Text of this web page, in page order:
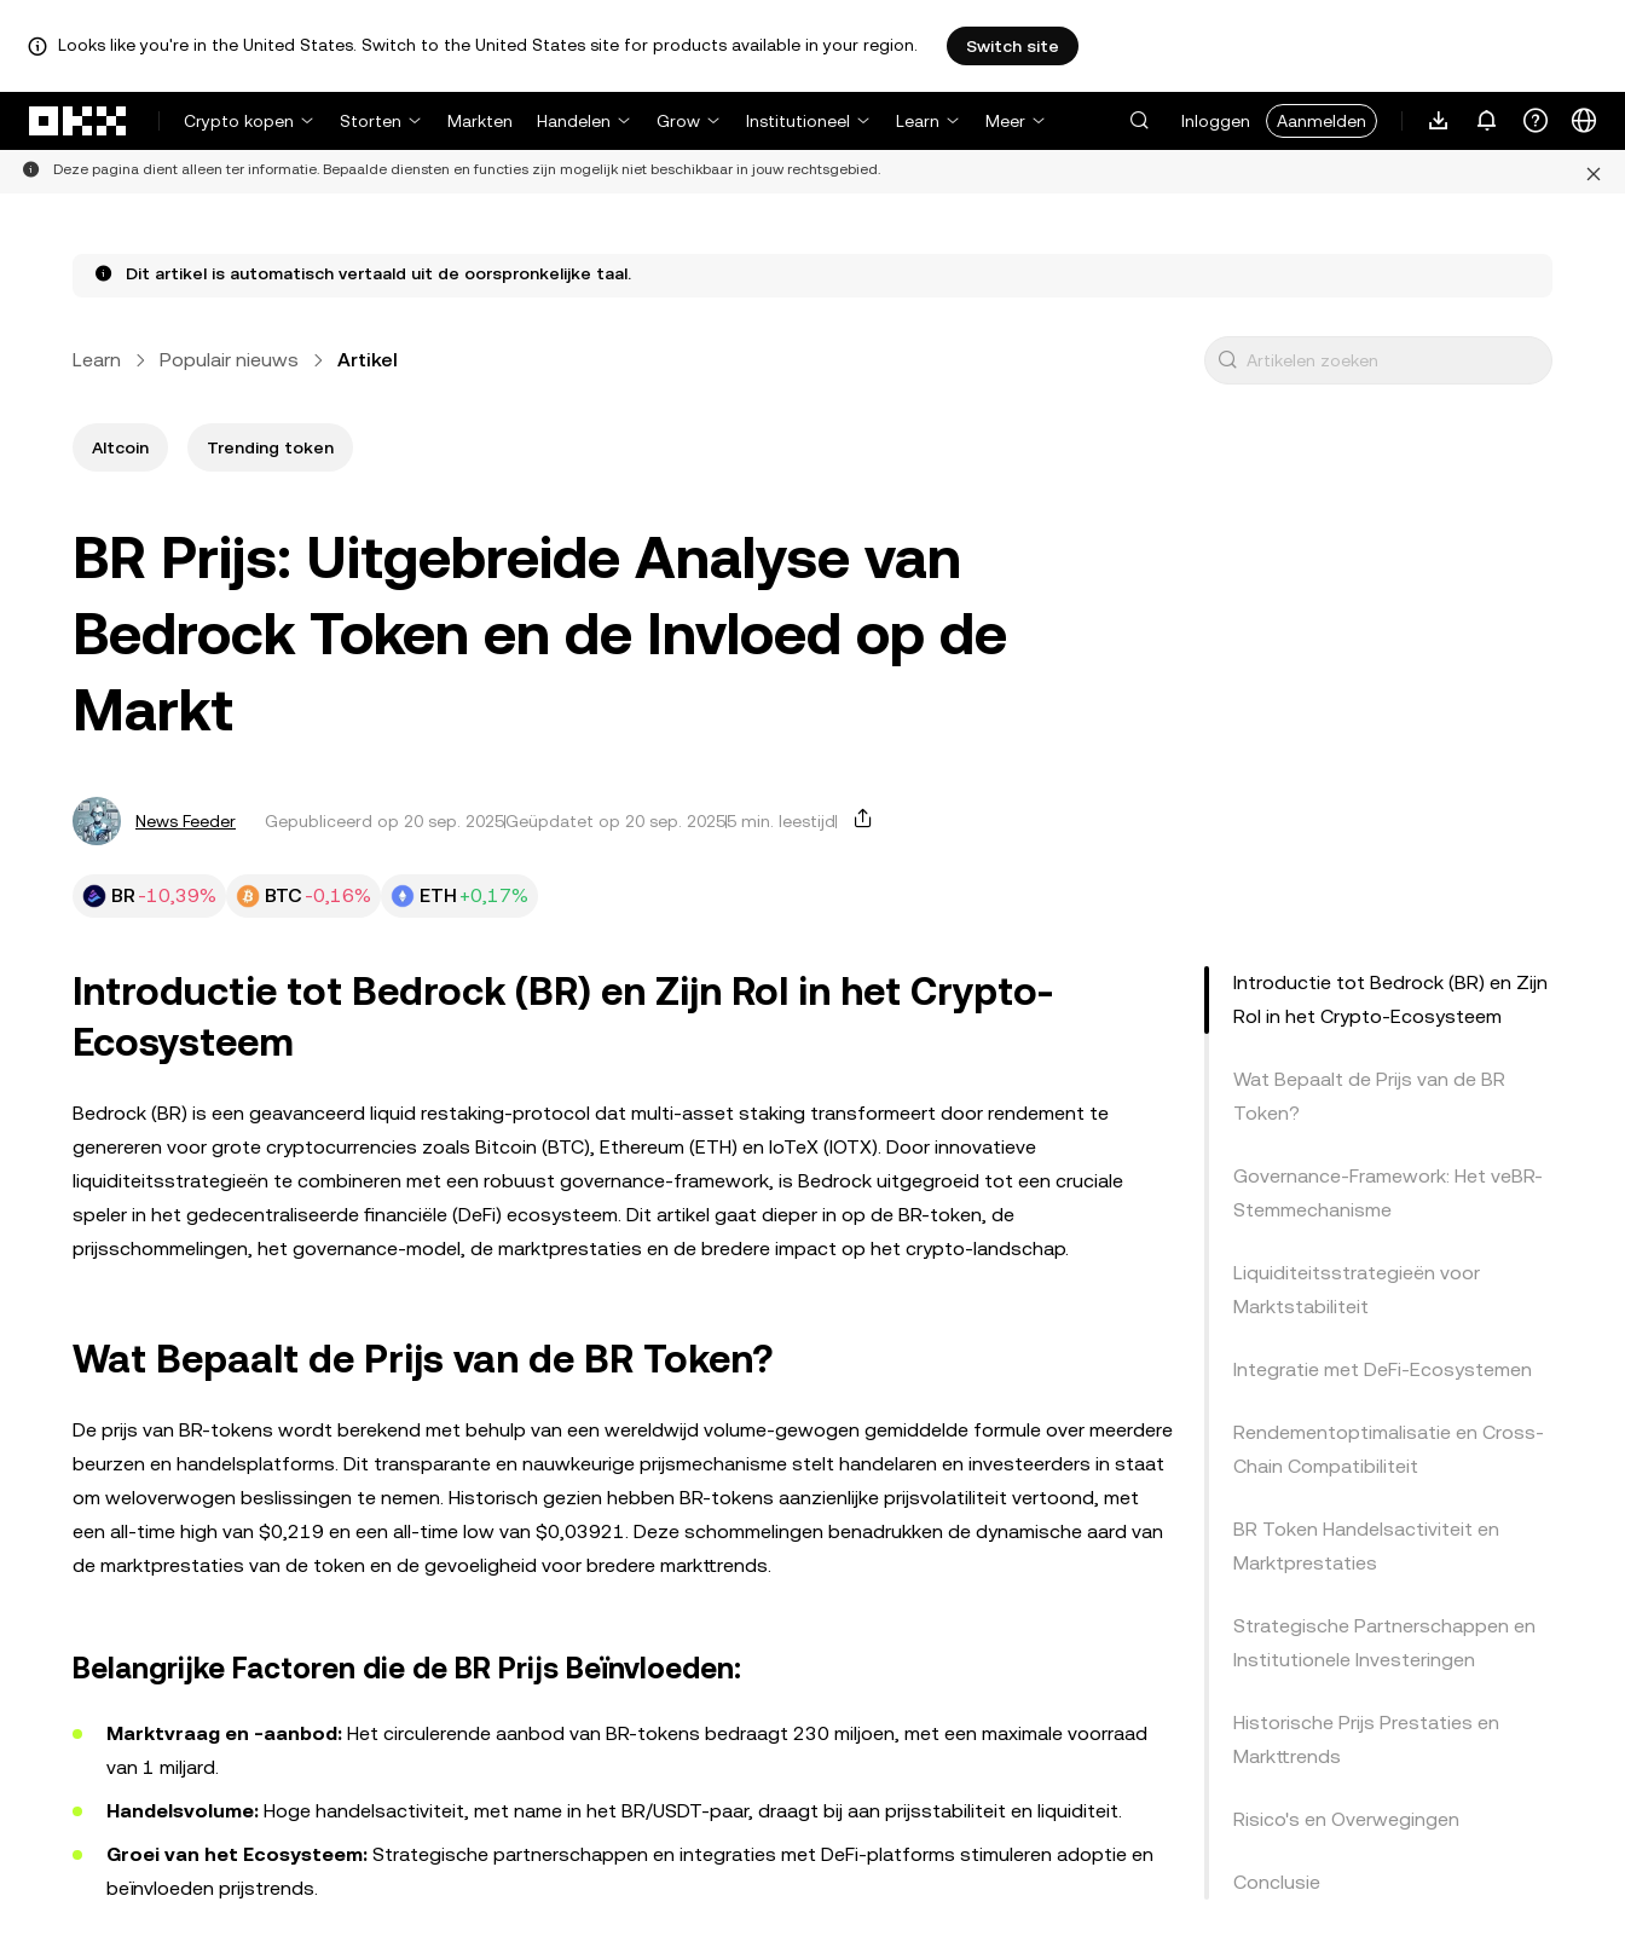
Looks like you're in the United States. Switch to the United States site for products available in your region. Switch site
Crypto kopen
Storten Markten Handelen Grow Institutioneel Learn Meer Inloggen Aanmelden
Deze pagina dient alleen ter informatie. Bepaalde diensten en functies zijn mogelijk niet beschikbaar in jouw rechtsgebied.
Dit artikel is automatisch vertaald uit de oorspronkelijke taal.
Learn Populair nieuws Artikel
Altcoin Trending token
BR Prijs: Uitgebreide Analyse van
Bedrock Token en de Invloed op de
Markt
News Feeder Gepubliceerd op 20 sep. 2025Geüpdatet op 20 sep. 20255 min. leestijd
BR -10,39% BTC -0,16% ETH +0,17%
Introductie tot Bedrock (BR) en Zijn Rol in het Crypto-
Ecosysteem
Bedrock (BR) is een geavanceerd liquid restaking-protocol dat multi-asset staking transformeert door rendement te
genereren voor grote cryptocurrencies zoals Bitcoin (BTC), Ethereum (ETH) en IoTeX (IOTX). Door innovatieve
liquiditeitsstrategieën te combineren met een robuust governance-framework, is Bedrock uitgegroeid tot een cruciale
speler in het gedecentraliseerde financiële (DeFi) ecosysteem. Dit artikel gaat dieper in op de BR-token, de
prijsschommelingen, het governance-model, de marktprestaties en de bredere impact op het crypto-landschap.
Wat Bepaalt de Prijs van de BR Token?
De prijs van BR-tokens wordt berekend met behulp van een wereldwijd volume-gewogen gemiddelde formule over meerdere
beurzen en handelsplatforms. Dit transparante en nauwkeurige prijsmechanisme stelt handelaren en investeerders in staat
om weloverwogen beslissingen te nemen. Historisch gezien hebben BR-tokens aanzienlijke prijsvolatiliteit vertoond, met
een all-time high van $0,219 en een all-time low van $0,03921. Deze schommelingen benadrukken de dynamische aard van
de marktprestaties van de token en de gevoeligheid voor bredere markttrends.
Belangrijke Factoren die de BR Prijs Beïnvloeden:
Marktvraag en -aanbod: Het circulerende aanbod van BR-tokens bedraagt 230 miljoen, met een maximale voorraad
van 1 miljard.
Handelsvolume: Hoge handelsactiviteit, met name in het BR/USDT-paar, draagt bij aan prijsstabiliteit en liquiditeit.
Groei van het Ecosysteem: Strategische partnerschappen en integraties met DeFi-platforms stimuleren adoptie en
beïnvloeden prijstrends.
Introductie tot Bedrock (BR) en Zijn
Rol in het Crypto-Ecosysteem
Wat Bepaalt de Prijs van de BR
Token?
Governance-Framework: Het veBR-
Stemmechanisme
Liquiditeitsstrategieën voor
Marktstabiliteit
Integratie met DeFi-Ecosystemen
Rendementoptimalisatie en Cross-
Chain Compatibiliteit
BR Token Handelsactiviteit en
Marktprestaties
Strategische Partnerschappen en
Institutionele Investeringen
Historische Prijs Prestaties en
Markttrends
Risico's en Overwegingen
Conclusie